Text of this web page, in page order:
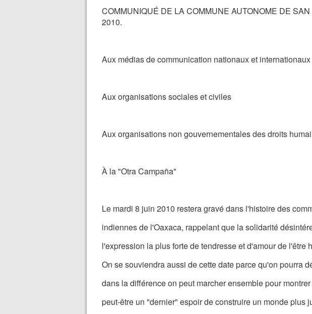
COMMUNIQUÉ DE LA COMMUNE AUTONOME DE
2010.
Aux médias de communication nationaux et internationaux
Aux organisations sociales et civiles
Aux organisations non gouvernementales des droits
À la "Otra Campaña"
Le mardi 8 juin 2010 restera gravé dans l'histoire des
indiennes de l'Oaxaca, rappelant que la solidarité
l'expression la plus forte de tendresse et d'amour de l'être
On se souviendra aussi de cette date parce qu'on pourra
dans la différence on peut marcher ensemble pour
peut-être un "dernier" espoir de construire un monde plus